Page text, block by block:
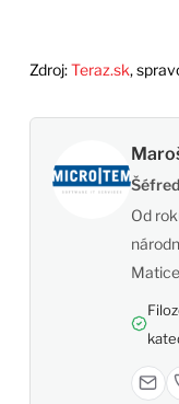
Zdroj:Teraz.sk,
Od